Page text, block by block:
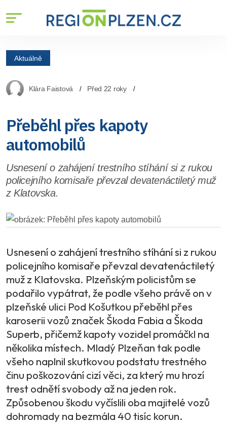
Aktuálně
Klára Faistová Před 22 roky
Přeběhl přes kapoty
automobilů
Usnesení o zahájení trestního stíhání si z rukou
policejního komisaře převzal devatenáctiletý muž
z Klatovska.
Usnesení o zahájení trestního stíhání si z rukou
policejního komisaře převzal devatenáctiletý
muž z Klatovska. Plzeňským policistům se
podařilo vypátrat, že podle všeho právě on v
plzeňské ulici Pod Košutkou přeběhl přes
karoserii vozů značek Škoda Fabia a Škoda
Superb, přičemž kapoty vozidel promáčkl na
několika místech. Mladý Plzeňan tak podle
všeho naplnil skutkovou podstatu trestného
činu poškozování cizí věci, za který mu hrozí
trest odnětí svobody až na jeden rok.
Způsobenou škodu vyčíslili oba majitelé vozů
dohromady na bezmála 40 tisíc korun.